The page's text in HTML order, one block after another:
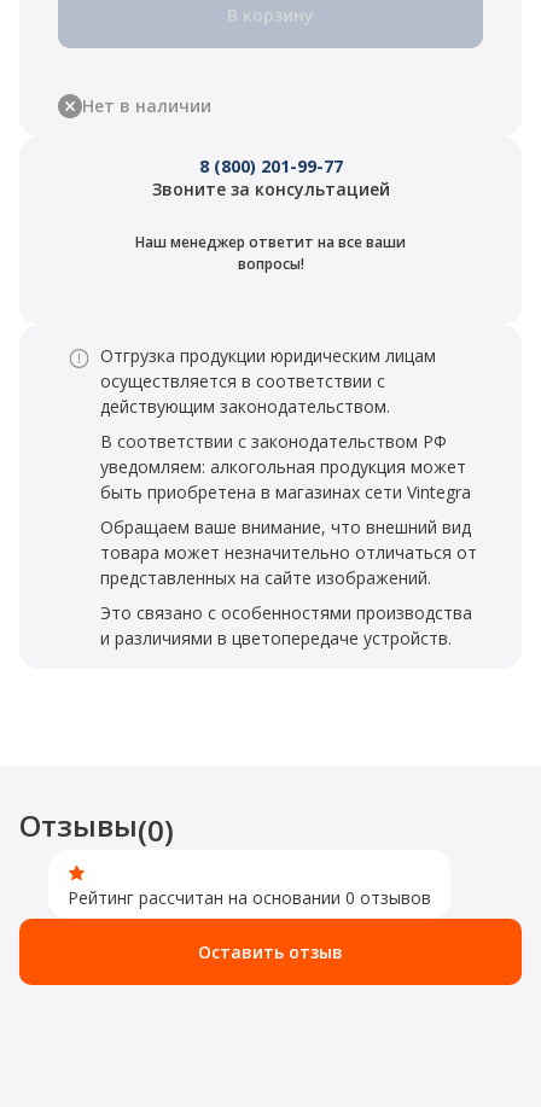
В корзину
Нет в наличии
8 (800) 201-99-77
Звоните за консультацией
Наш менеджер ответит на все ваши
вопросы!
Отгрузка продукции юридическим лицам
осуществляется в соответствии с
действующим законодательством.
В соответствии с законодательством РФ
уведомляем: алкогольная продукция может
быть приобретена в магазинах сети Vintegra
Обращаем ваше внимание, что внешний вид
товара может незначительно отличаться от
представленных на сайте изображений.
Это связано с особенностями производства
и различиями в цветопередаче устройств.
Отзывы(0)
Рейтинг рассчитан на основании 0 отзывов
Оставить отзыв